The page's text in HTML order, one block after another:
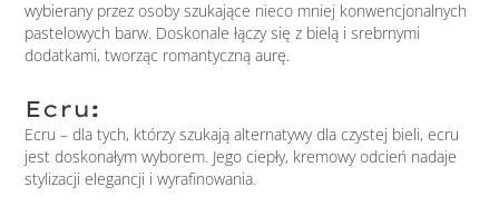
wybierany przez osoby szukające nieco mniej konwencjonalnych
pastelowych barw. Doskonale łączy się z bielą i srebrnymi
dodatkami, tworząc romantyczną aurę.
Ecru:
Ecru – dla tych, którzy szukają alternatywy dla czystej bieli, ecru
jest doskonałym wyborem. Jego ciepły, kremowy odcień nadaje
stylizacji elegancji i wyrafinowania.